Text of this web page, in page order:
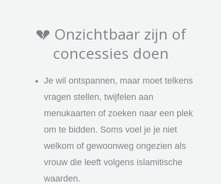
💔 Onzichtbaar zijn of
concessies doen
Je wil ontspannen, maar moet telkens
vragen stellen, twijfelen aan
menukaarten of zoeken naar een plek
om te bidden. Soms voel je je niet
welkom of gewoonweg ongezien als
vrouw die leeft volgens islamitische
waarden.